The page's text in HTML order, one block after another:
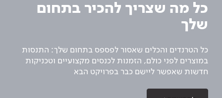
כל מה שצריך להכיר בתחום
שלך
כל הטרנדים והכלים שאסור לפספס בתחום שלך: התנסות
במוצרים לפני כולם, הזמנות לכנסים מקצועיים וטכניקות
חדשות שאפשר ליישם כבר בפרויקט הבא